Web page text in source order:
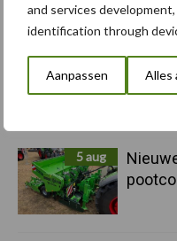
and services
identification through
Aanpassen Alles
5 aug
lat
5 aug